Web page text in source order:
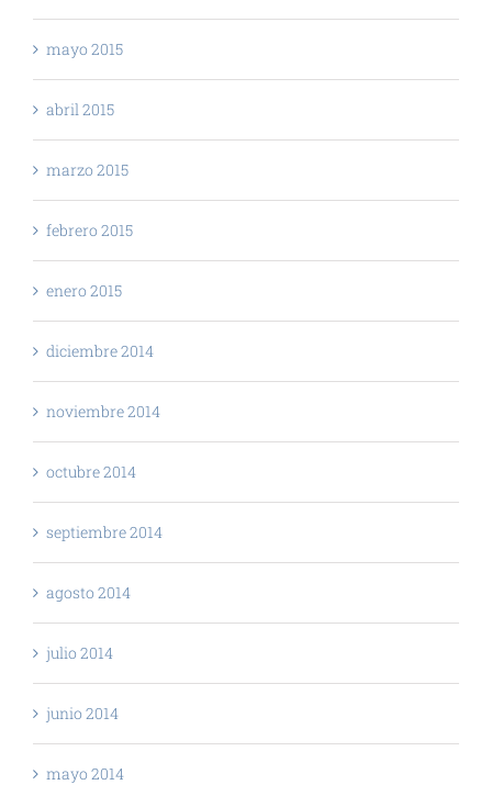
mayo 2015
abril 2015
marzo 2015
febrero 2015
enero 2015
diciembre 2014
noviembre 2014
octubre 2014
septiembre 2014
agosto 2014
julio 2014
junio 2014
mayo 2014